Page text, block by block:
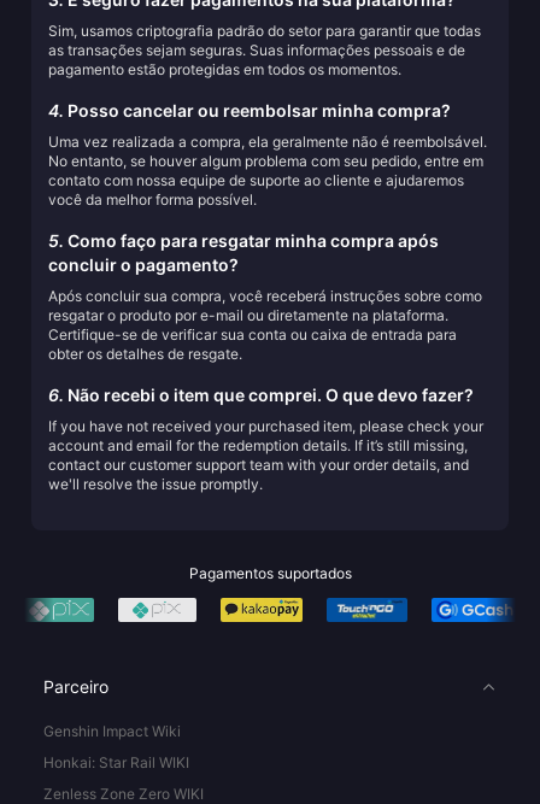
Sim, usamos criptografia padrão do setor para garantir que todas
as transações sejam seguras. Suas informações pessoais e de
pagamento estão protegidas em todos os momentos.
4. Posso cancelar ou reembolsar minha compra?
Uma vez realizada a compra, ela geralmente não é reembolsável.
No entanto, se houver algum problema com seu pedido, entre em
contato com nossa equipe de suporte ao cliente e ajudaremos
você da melhor forma possível.
5. Como faço para resgatar minha compra após
concluir o pagamento?
Após concluir sua compra, você receberá instruções sobre como
resgatar o produto por e-mail ou diretamente na plataforma.
Certifique-se de verificar sua conta ou caixa de entrada para
obter os detalhes de resgate.
6. Não recebi o item que comprei. O que devo fazer?
If you have not received your purchased item, please check your
account and email for the redemption details. If it’s still missing,
contact our customer support team with your order details, and
we'll resolve the issue promptly.
Pagamentos suportados
Parceiro
Genshin Impact Wiki
Honkai: Star Rail WIKI
Zenless Zone Zero WIKI